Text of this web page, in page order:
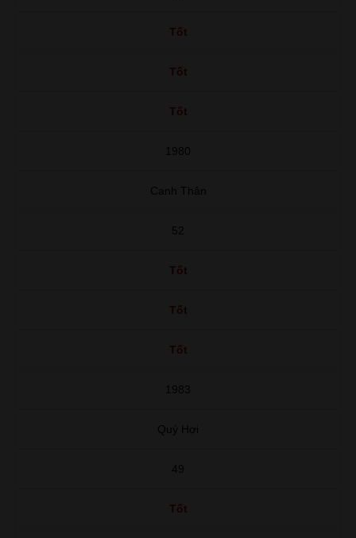
Tốt
Tốt
Tốt
1980
Canh Thân
52
Tốt
Tốt
Tốt
1983
Quý Hợi
49
Tốt